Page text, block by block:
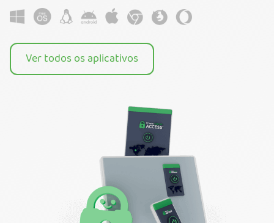
Ver todos os aplicativos